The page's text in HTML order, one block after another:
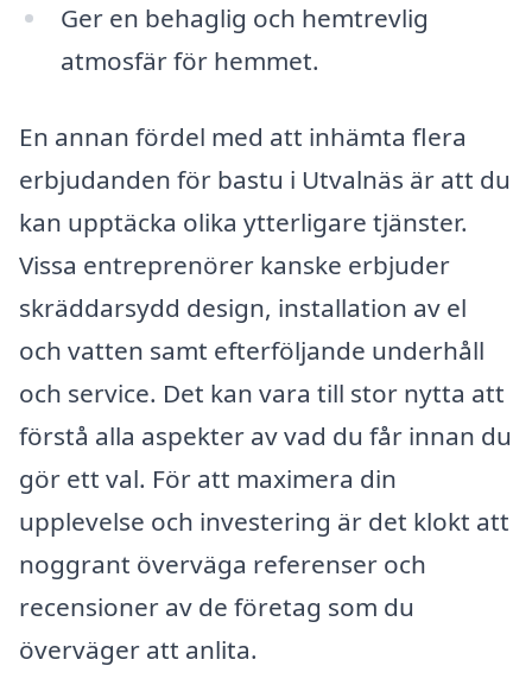
Ger en behaglig och hemtrevlig
atmosfär för hemmet.
En annan fördel med att inhämta flera
erbjudanden för bastu i Utvalnäs är att du
kan upptäcka olika ytterligare tjänster.
Vissa entreprenörer kanske erbjuder
skräddarsydd design, installation av el
och vatten samt efterföljande underhåll
och service. Det kan vara till stor nytta att
förstå alla aspekter av vad du får innan du
gör ett val. För att maximera din
upplevelse och investering är det klokt att
noggrant överväga referenser och
recensioner av de företag som du
överväger att anlita.